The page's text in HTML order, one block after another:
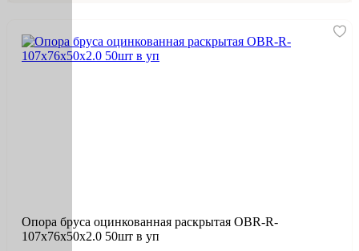
Опора бруса оцинкованная раскрытая OBR-R-
107х76х50х2.0 50шт в уп